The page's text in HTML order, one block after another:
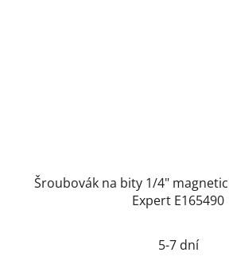
Šroubovák na bity 1/4"
Expert E165490
5-7 dní